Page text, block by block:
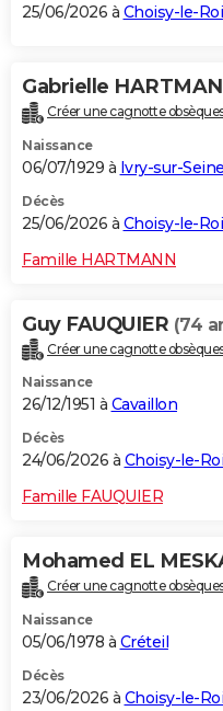
25/06/2026 à Choisy-le-Roi
Gabrielle
Créer une cagnotte
Naissance
06/07/1929 à Ivry-sur-Seine
Décès
25/06/2026 à Choisy-le-Roi
Famille HARTMANN
Guy FAUQUIER (74
Créer une cagnotte
Naissance
26/12/1951 à Cavaillon
Décès
24/06/2026 à Choisy-le-Roi
Famille FAUQUIER
Mohamed EL
Créer une cagnotte
Naissance
05/06/1978 à Créteil
Décès
23/06/2026 à Choisy-le-Roi